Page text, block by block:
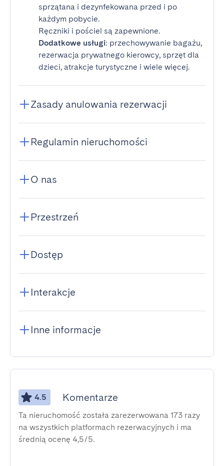
sprzątana i dezynfekowana przed i po
każdym pobycie.
Ręczniki i pościel są zapewnione.
Dodatkowe usługi: przechowywanie bagażu,
rezerwacja prywatnego kierowcy, sprzęt dla
dzieci, atrakcje turystyczne i wiele więcej.
Zasady anulowania rezerwacji
Regulamin nieruchomości
O nas
Przestrzeń
Dostęp
Interakcje
Inne informacje
4.5 Komentarze
Ta nieruchomość została zarezerwowana 173 razy
na wszystkich platformach rezerwacyjnych i ma
średnią ocenę 4,5/5.